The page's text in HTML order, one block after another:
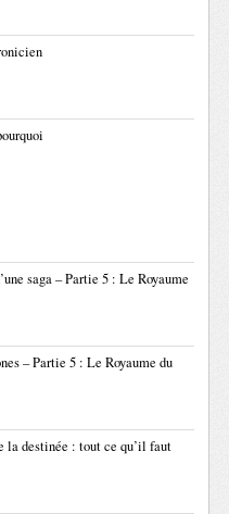
saga – Partie 5 : Le Royaume
– Partie 5 : Le Royaume du
la destinée : tout ce qu’il faut